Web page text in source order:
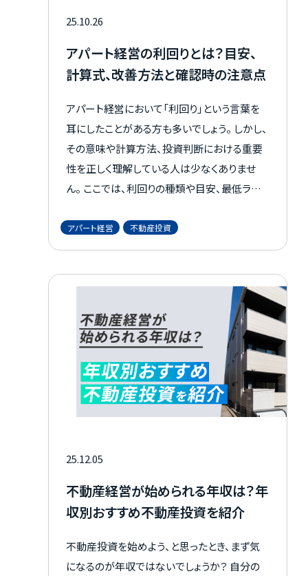
25.10.26
アパート経営の利回りとは？目安、
計算式、改善方法と確認時の注意点
アパート経営において「利回り」という言葉を
耳にしたことがある方も多いでしょう。 しかし、
その意味や計算方法、投資判断における重要
性を正しく理解している人は少なくありませ
ん。 ここでは、利回りの種類や目安、最低ライ
の注意点を解説します。これから不動産投資を
始めようと考えている方は、ぜひ参考にしてく
アパート経営 不動産投資
25.12.05
不動産経営が始められる年収は？年
収別おすすめ不動産投資を紹介
不動産投資を始めよう、と思ったとき、まず気
になるのが年収ではないでしょうか？ 自分の